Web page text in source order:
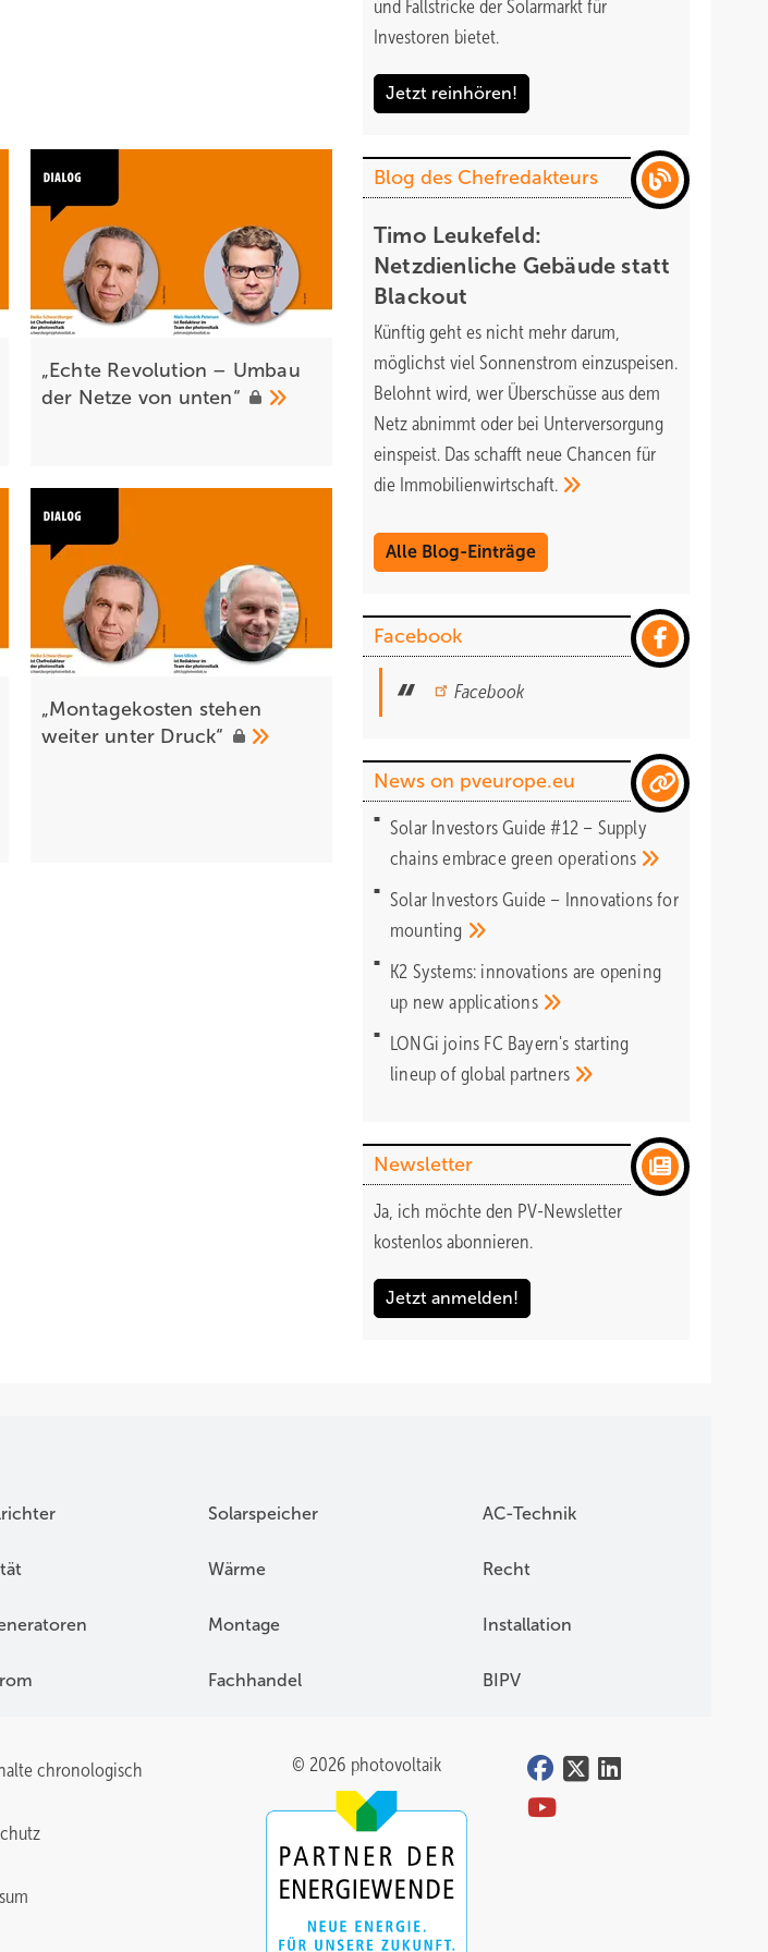
„Echte Revolution – Umbau
der Netze von unten“
„Montagekosten stehen
weiter unter Druck“
und Fallstricke der Solarmarkt für
Investoren bietet.
Jetzt reinhören!
Blog des Chefredakteurs
Timo Leukefeld:
Netzdienliche Gebäude statt
Blackout
Künftig geht es nicht mehr darum,
möglichst viel Sonnenstrom einzuspeisen.
Belohnt wird, wer Überschüsse aus dem
Netz abnimmt oder bei Unterversorgung
einspeist. Das schafft neue Chancen für
die Immobilienwirtschaft.
Alle Blog-Einträge
Facebook
Facebook
News on pveurope.eu
Solar Investors Guide #12 – Supply
chains embrace greenoperations
Solar Investors Guide – Innovations for
mounting
K2 Systems: innovations are opening
up newapplications
LONGi joins FC Bayern's starting
lineup of global partners
Newsletter
Ja, ich möchte den PV-Newsletter
kostenlos abonnieren.
Jetzt anmelden!
Solarspeicher AC-Technik
Wärme Recht
Montage Installation
Fachhandel BIPV
chronologisch © 2026 photovoltaik